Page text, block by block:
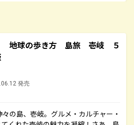
地球の歩き方 島旅 壱岐 ５
発売
の島、壱岐。グルメ・カルチャー・